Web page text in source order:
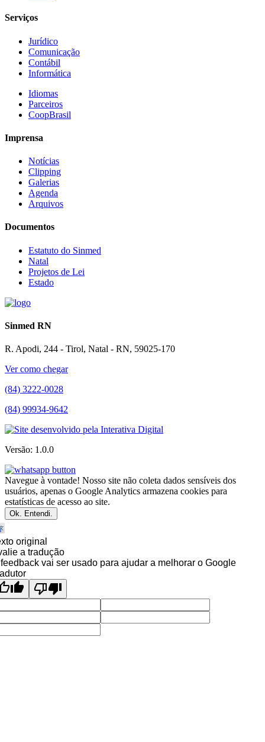
Serviços
Jurídico
Comunicação
Contábil
Informática
Idiomas
Parceiros
CoopBrasil
Imprensa
Notícias
Clipping
Galerias
Agenda
Arquivos
Documentos
Estatuto do Sinmed
Natal
Projetos de Lei
Estado
Sinmed RN
R. Apodi, 244 - Tirol, Natal - RN, 59025-170
Ver como chegar
(84) 3222-0028
(84) 99934-9642
Versão: 1.0.0
Navegue à vontade! Nosso site não coleta dados sensíveis dos
usuários, apenas o Google Analytics armazena cookies para
estatísticas de acesso ao site.
Ok. Entendi.
original
a tradução
vai ser usado para ajudar a melhorar o Google